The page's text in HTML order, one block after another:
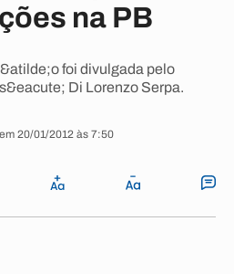
na PB
foi divulgada pelo
Di Lorenzo Serpa.
20/01/2012 às 7:50